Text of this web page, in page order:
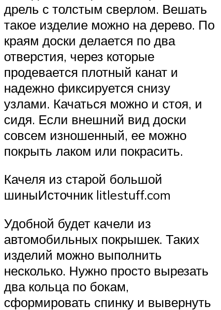
дрель с толстым сверлом. Вешать
такое изделие можно на дерево. По
краям доски делается по два
отверстия, через которые
продевается плотный канат и
надежно фиксируется снизу
узлами. Качаться можно и стоя, и
сидя. Если внешний вид доски
совсем изношенный, ее можно
покрыть лаком или покрасить.
Качеля из старой большой
шиныИсточник litlestuff.com
Удобной будет качели из
автомобильных покрышек. Таких
изделий можно выполнить
несколько. Нужно просто вырезать
два кольца по бокам,
сформировать спинку и вывернуть